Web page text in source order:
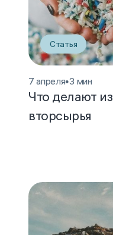
Статья
7 апреля•3 мин
Что делают из
вторсырья